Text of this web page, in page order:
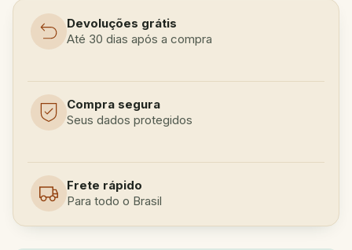
Devoluções grátis
Até 30 dias após a compra
Compra segura
Seus dados protegidos
Frete rápido
Para todo o Brasil